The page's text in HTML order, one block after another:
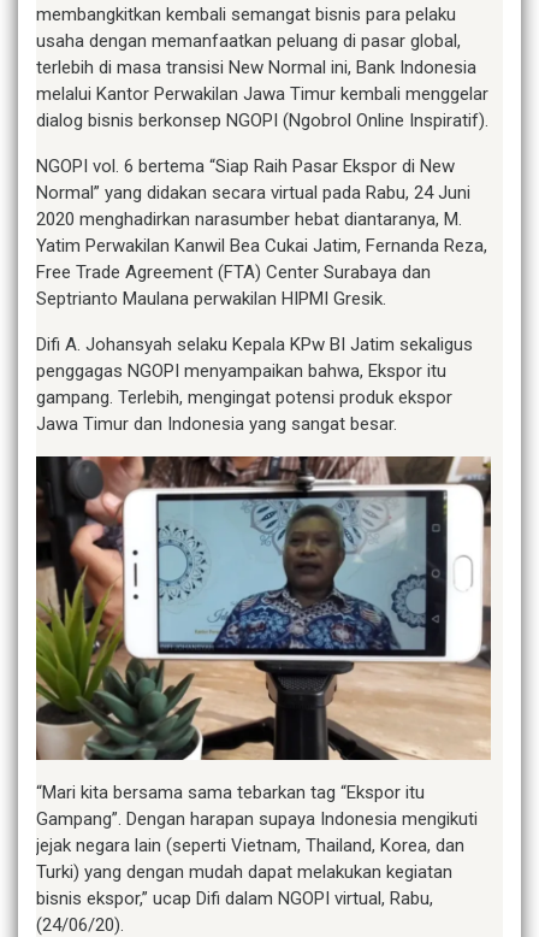
membangkitkan kembali semangat bisnis para pelaku
usaha dengan memanfaatkan peluang di pasar global,
terlebih di masa transisi New Normal ini, Bank Indonesia
melalui Kantor Perwakilan Jawa Timur kembali menggelar
dialog bisnis berkonsep NGOPI (Ngobrol Online Inspiratif).
NGOPI vol. 6 bertema “Siap Raih Pasar Ekspor di New
Normal” yang didakan secara virtual pada Rabu, 24 Juni
2020 menghadirkan narasumber hebat diantaranya, M.
Yatim Perwakilan Kanwil Bea Cukai Jatim, Fernanda Reza,
Free Trade Agreement (FTA) Center Surabaya dan
Septrianto Maulana perwakilan HIPMI Gresik.
Difi A. Johansyah selaku Kepala KPw BI Jatim sekaligus
penggagas NGOPI menyampaikan bahwa, Ekspor itu
gampang. Terlebih, mengingat potensi produk ekspor
Jawa Timur dan Indonesia yang sangat besar.
“Mari kita bersama sama tebarkan tag “Ekspor itu
Gampang”. Dengan harapan supaya Indonesia mengikuti
jejak negara lain (seperti Vietnam, Thailand, Korea, dan
Turki) yang dengan mudah dapat melakukan kegiatan
bisnis ekspor,” ucap Difi dalam NGOPI virtual, Rabu,
(24/06/20).